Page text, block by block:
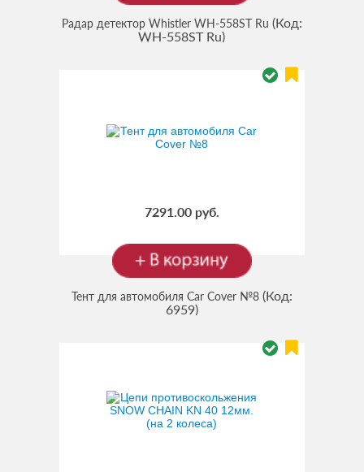
Радар детектор Whistler WH-558ST Ru (Код:
WH-558ST Ru)
7291.00 руб.
Тент для автомобиля Car Cover №8 (Код:
6959)